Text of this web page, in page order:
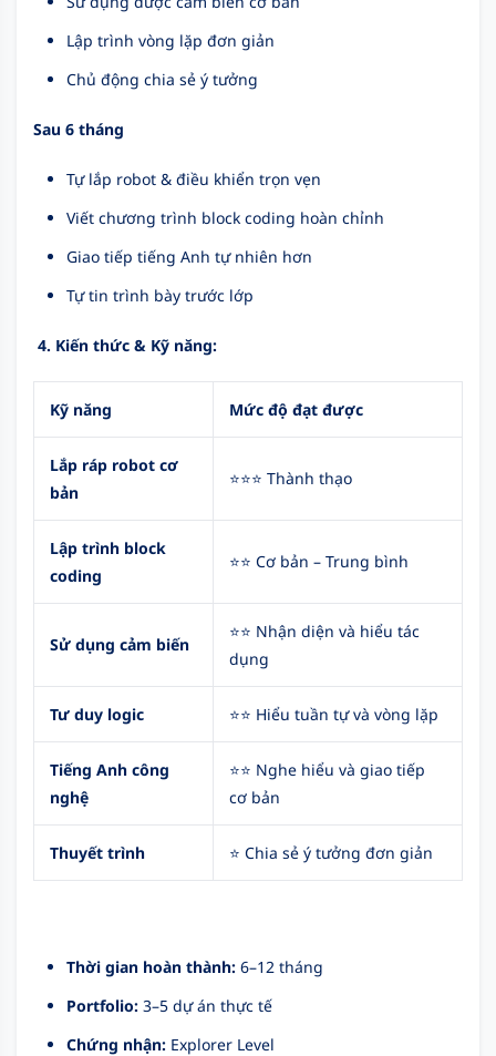
Lập trình vòng lặp đơn giản
Chủ động chia sẻ ý tưởng
Sau 6 tháng
Tự lắp robot & điều khiển trọn vẹn
Viết chương trình block coding hoàn chỉnh
Giao tiếp tiếng Anh tự nhiên hơn
Tự tin trình bày trước lớp
4. Kiến thức & Kỹ năng:
Kỹ năng Mức độ đạt được
Lắp ráp robot cơ
bản
⭐⭐⭐ Thành thạo
Lập trình block
coding
⭐⭐ Cơ bản – Trung bình
Sử dụng cảm biến
⭐⭐ Nhận diện và hiểu tác
dụng
Tư duy logic ⭐⭐ Hiểu tuần tự và vòng lặp
Tiếng Anh công
nghệ
⭐⭐ Nghe hiểu và giao tiếp
cơ bản
Thuyết trình ⭐ Chia sẻ ý tưởng đơn giản
Thời gian hoàn thành: 6–12 tháng
Portfolio: 3–5 dự án thực tế
Chứng nhận: Explorer Level